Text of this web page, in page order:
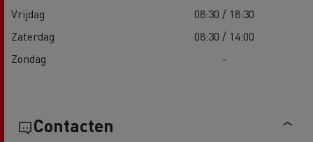
Vrijdag
08:30 / 18:30
Zaterdag
08:30 / 14:00
Zondag
-
Contacten